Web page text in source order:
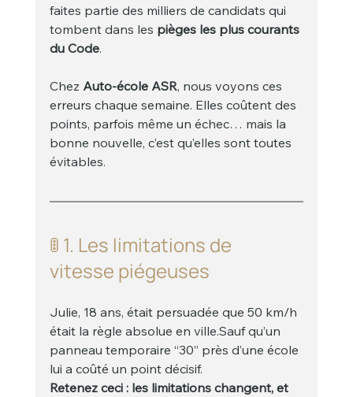
faites partie des milliers de candidats qui
tombent dans les pièges les plus courants
du Code.
Chez Auto-école ASR, nous voyons ces
erreurs chaque semaine. Elles coûtent des
points, parfois même un échec… mais la
bonne nouvelle, c’est qu’elles sont toutes
évitables.
🚦 1. Les limitations de
vitesse piégeuses
Julie, 18 ans, était persuadée que 50 km/h
était la règle absolue en ville.Sauf qu’un
panneau temporaire “30” près d’une école
lui a coûté un point décisif.
Retenez ceci : les limitations changent, et